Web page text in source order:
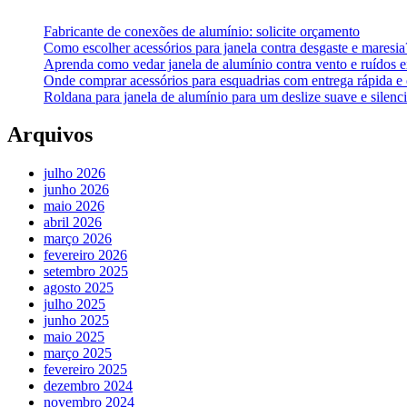
Fabricante de conexões de alumínio: solicite orçamento
Como escolher acessórios para janela contra desgaste e
Aprenda como vedar janela de alumínio contra vento e ruídos
Onde comprar acessórios para esquadrias com entrega rápida
Roldana para janela de alumínio para um deslize suave e
Arquivos
julho 2026
junho 2026
maio 2026
abril 2026
março 2026
fevereiro 2026
setembro 2025
agosto 2025
julho 2025
junho 2025
maio 2025
março 2025
fevereiro 2025
dezembro 2024
novembro 2024